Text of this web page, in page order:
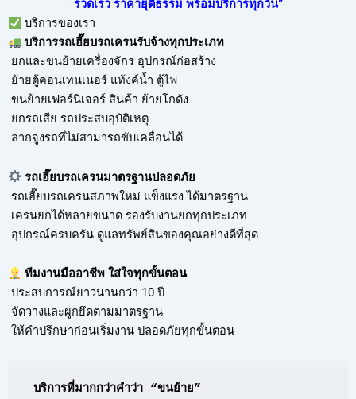
รวดเร็ว ราคายุติธรรม พร้อมบริการทุกวัน”
บริการของเรา
บริการรถเฮี๊ยบรถเครนรับจ้างทุกประเภท
ยกและขนย้ายเครื่องจักร อุปกรณ์ก่อสร้าง
ย้ายตู้คอนเทนเนอร์ แท้งค์น้ำ ตู้ไฟ
ขนย้ายเฟอร์นิเจอร์ สินค้า ย้ายโกดัง
ยกรถเสีย รถประสบอุบัติเหตุ
ลากจูงรถที่ไม่สามารถขับเคลื่อนได้
รถเฮี๊ยบรถเครนมาตรฐานปลอดภัย
รถเฮี๊ยบรถเครนสภาพใหม่ แข็งแรง ได้มาตรฐาน
เครนยกได้หลายขนาด รองรับงานยกทุกประเภท
อุปกรณ์ครบครัน ดูแลทรัพย์สินของคุณอย่างดีที่สุด
ทีมงานมืออาชีพ ใส่ใจทุกขั้นตอน
ประสบการณ์ยาวนานกว่า 10 ปี
จัดวางและผูกยึดตามมาตรฐาน
ให้คำปรึกษาก่อนเริ่มงาน ปลอดภัยทุกขั้นตอน
บริการที่มากกว่าคำว่า “ขนย้าย”